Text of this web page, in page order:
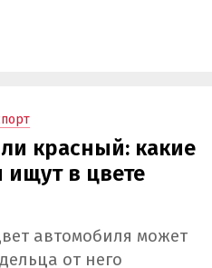
красный: какие
ищут в цвете
автомобиля может
от него